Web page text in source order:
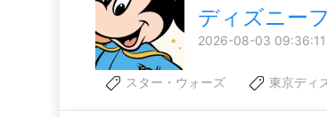
ディズニー
2026-08-03 09:36:11
スター・ウォーズ 東京ディ